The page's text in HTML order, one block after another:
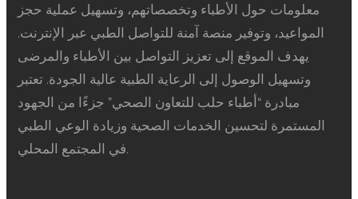
معلومات حول الأطباء وتخصصاتهم، وتسهيل عملية حجز
المواعيد، وتوفير منصة آمنة للتواصل الطبي عبر الإنترنت.
يهدف الموقع إلى تعزيز التواصل بين الأطباء والمرضى
وتسهيل الوصول إلى الرعاية الطبية عالية الجودة. تعتبر
مبادرة “أطباء حلب للتعاون الصحي” جزءًا من الجهود
المستمرة لتحسين الخدمات الصحية وزيادة الوعي الطبي
في المجتمع المحلي.